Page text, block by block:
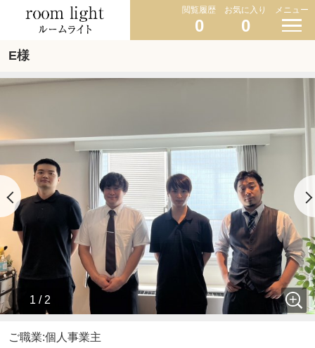
閲覧履歴
0
お気に入り
0
メニュー
E様
1 / 2
ご職業:個人事業主